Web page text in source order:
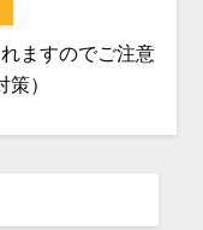
ますのでご注意
）